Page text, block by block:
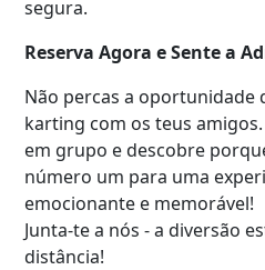
segura.
Reserva Agora e Sente a
Não percas a oportunidade
karting com os teus
em grupo e descobre
número um para uma
emocionante e memorável!
Junta-te a nós - a diversão
distância!